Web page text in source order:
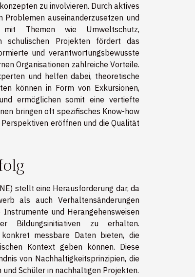
zu involvieren. Durch aktives
auseinanderzusetzen und
mit Themen wie Umweltschutz,
schulischen Projekten fördert das
und verantwortungsbewusste
Organisationen zahlreiche Vorteile.
und helfen dabei, theoretische
können in Form von Exkursionen,
ermöglichen somit eine vertiefte
bringen oft spezifisches Know-how
eröffnen und die Qualität
stellt eine Herausforderung dar, da
als auch Verhaltensänderungen
und Herangehensweisen
Bildungsinitiativen zu erhalten.
messbare Daten bieten, die
Kontext geben können. Diese
von Nachhaltigkeitsprinzipien, die
Schüler in nachhaltigen Projekten.